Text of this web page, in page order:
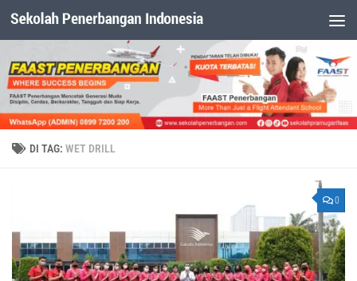
Dibawah Konten
DI TAG: WET DRILL
0